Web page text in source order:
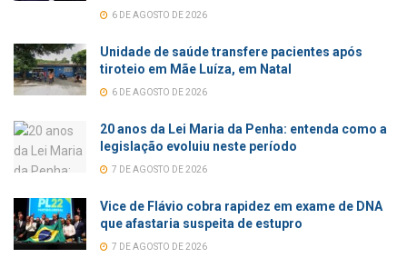
6 DE AGOSTO DE 2026
Unidade de saúde transfere pacientes após
tiroteio em Mãe Luíza, em Natal
6 DE AGOSTO DE 2026
20 anos da Lei Maria da Penha: entenda como a
legislação evoluiu neste período
7 DE AGOSTO DE 2026
Vice de Flávio cobra rapidez em exame de DNA
que afastaria suspeita de estupro
7 DE AGOSTO DE 2026